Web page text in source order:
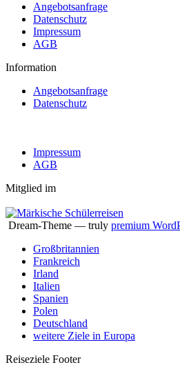
Angebotsanfrage
Datenschutz
Impressum
AGB
Information
Angebotsanfrage
Datenschutz
Impressum
AGB
Mitglied im
Dream-Theme — truly premium
Großbritannien
Frankreich
Irland
Italien
Spanien
Polen
Deutschland
weitere Ziele in Europa
Reiseziele Footer